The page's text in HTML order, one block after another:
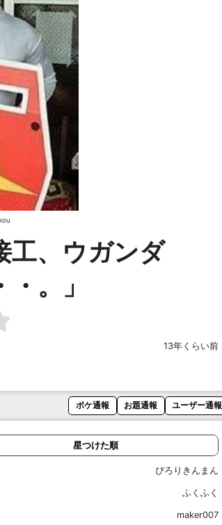
工、ウガンダ
。」
13年くらい前
ボケ通報 お題通報 ユーザー通報
星つけた順
ぴろりきんまん
ふくふく
maker007